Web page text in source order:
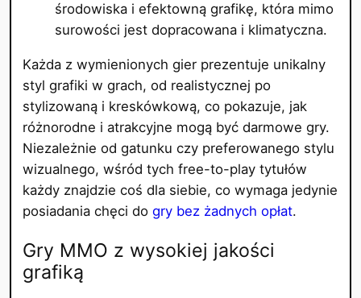
środowiska i efektowną grafikę, która mimo
surowości jest dopracowana i klimatyczna.
Każda z wymienionych gier prezentuje unikalny
styl grafiki w grach, od realistycznej po
stylizowaną i kreskówkową, co pokazuje, jak
różnorodne i atrakcyjne mogą być darmowe gry.
Niezależnie od gatunku czy preferowanego stylu
wizualnego, wśród tych free-to-play tytułów
każdy znajdzie coś dla siebie, co wymaga jedynie
posiadania chęci do gry bez żadnych opłat.
Gry MMO z wysokiej jakości
grafiką